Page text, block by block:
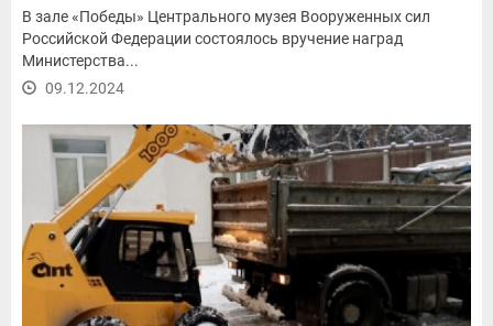
В зале «Победы» Центрального музея Вооруженных сил
Российской Федерации состоялось вручение наград
Министерства...
09.12.2024